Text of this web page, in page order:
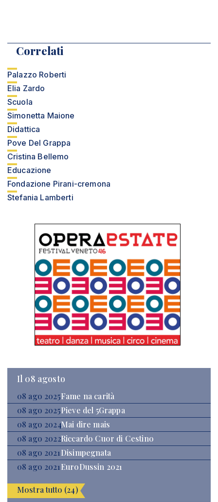
Correlati
Palazzo Roberti
Elia Zardo
Scuola
Simonetta Maione
Didattica
Pove Del Grappa
Cristina Bellemo
Educazione
Fondazione Pirani-cremona
Stefania Lamberti
Il 08 agosto
08 ago 2025Fame na carità
08 ago 2025Pieve del 5Grappa
08 ago 2024Mai dire mais
08 ago 2022Riccardo Cuor di Cestino
08 ago 2021Disimpegnata
08 ago 2021EuroDussin 2021
Mostra tutto (24)